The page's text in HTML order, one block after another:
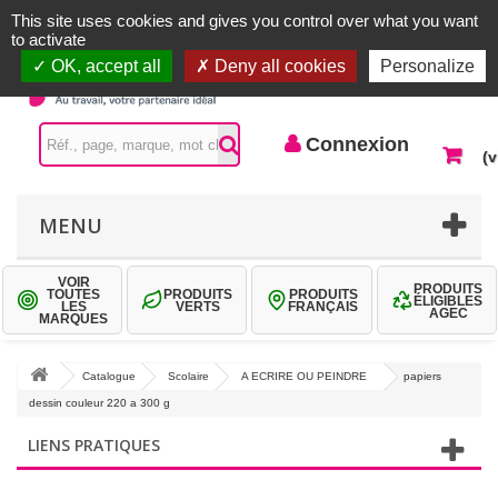
Contactez-nous
Connexion
MENU
VOIR
TOUTES
LES
MARQUES
PRODUITS
VERTS
PRODUITS
FRANÇAIS
PRODUITS
ÉLIGIBLES
AGEC
Catalogue Scolaire A ECRIRE OU PEINDRE papiers
dessin couleur 220 a 300 g
LIENS PRATIQUES
This site uses cookies and gives you control over what you want
to activate
OK, accept all
Deny all cookies Personalize